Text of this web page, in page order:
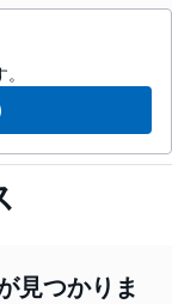
見つかりま